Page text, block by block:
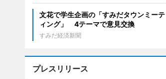
文花で学生企画の「すみだタウンミーテ
ィング」 4テーマで意見交換
すみだ経済新聞
プレスリリース